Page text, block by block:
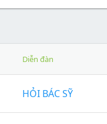
Diễn đàn
HỎI BÁC SỸ